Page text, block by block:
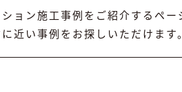
ョン施工事例をご紹介するペー
近い事例をお探しいただけます。